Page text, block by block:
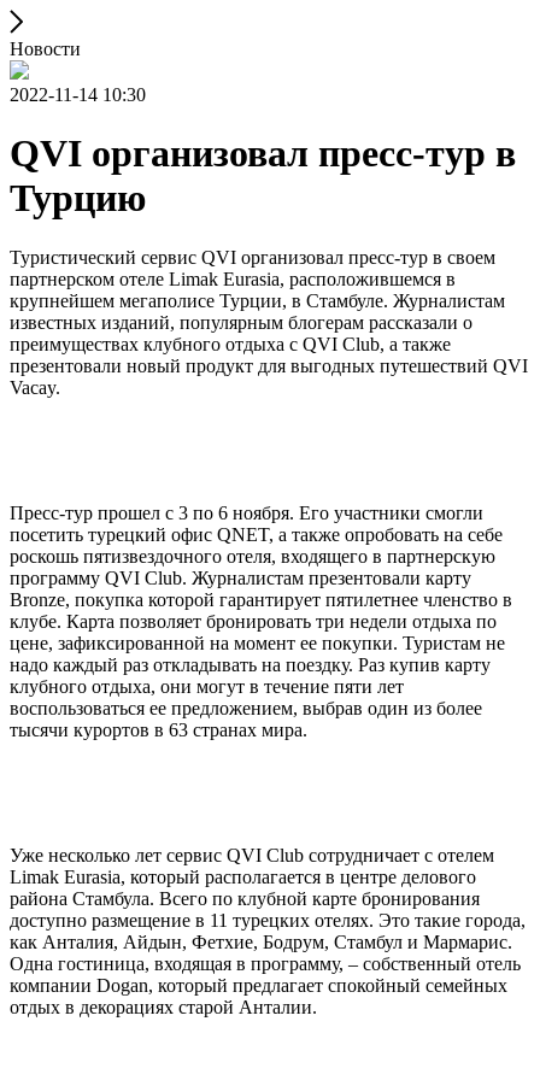
Новости
2022-11-14 10:30
QVI организовал пресс-тур в
Турцию
Туристический сервис QVI организовал пресс-тур в своем
партнерском отеле Limak Eurasia, расположившемся в
крупнейшем мегаполисе Турции, в Стамбуле. Журналистам
известных изданий, популярным блогерам рассказали о
преимуществах клубного отдыха с QVI Club, а также
презентовали новый продукт для выгодных путешествий QVI
Vacay.
Пресс-тур прошел с 3 по 6 ноября. Его участники смогли
посетить турецкий офис QNET, а также опробовать на себе
роскошь пятизвездочного отеля, входящего в партнерскую
программу QVI Club. Журналистам презентовали карту
Bronze, покупка которой гарантирует пятилетнее членство в
клубе. Карта позволяет бронировать три недели отдыха по
цене, зафиксированной на момент ее покупки. Туристам не
надо каждый раз откладывать на поездку. Раз купив карту
клубного отдыха, они могут в течение пяти лет
воспользоваться ее предложением, выбрав один из более
тысячи курортов в 63 странах мира.
Уже несколько лет сервис QVI Club сотрудничает с отелем
Limak Eurasia, который располагается в центре делового
района Стамбула. Всего по клубной карте бронирования
доступно размещение в 11 турецких отелях. Это такие города,
как Анталия, Айдын, Фетхие, Бодрум, Стамбул и Мармарис.
Одна гостиница, входящая в программу, – собственный отель
компании Dogan, который предлагает спокойный семейных
отдых в декорациях старой Анталии.